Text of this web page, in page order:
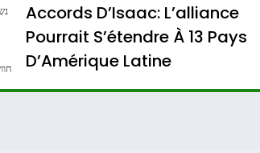
Accords D’Isaac: L’alliance
Pourrait S’étendre À 13 Pays
D’Amérique Latine
Admin 0